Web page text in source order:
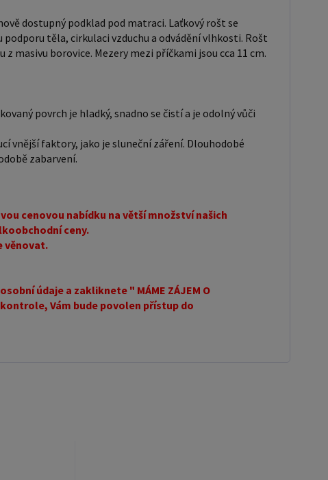
a opotřebení. Je však důležité mít na paměti, že
je zvláště citlivá na nežádoucí vnější faktory, jako je
záření. Dlouhodobé vystavení postele těmto
získat zajímavou cenovou nabídku na větší množství
na velkoobchodní ceny. Zašlete poptávku na
velice rádi se Vám budeme věnovat.
SPOLUPRÁCI " a zadáte fakturační údaje.
kontrole, Vám bude povolen přístup do
dostupný podklad pod matraci. Laťkový rošt se
těla, cirkulaci vzduchu a odvádění vlhkosti. Rošt
masivu borovice. Mezery mezi příčkami jsou cca 11 cm.
povrch je hladký, snadno se čistí a je odolný vůči
vnější faktory, jako je sluneční záření. Dlouhodobé
zabarvení.
cenovou nabídku na větší množství našich
ceny.
věnovat.
údaje a zakliknete " MÁME ZÁJEM O
kontrole, Vám bude povolen přístup do